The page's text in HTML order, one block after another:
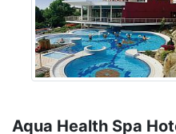
Aqua Health Spa